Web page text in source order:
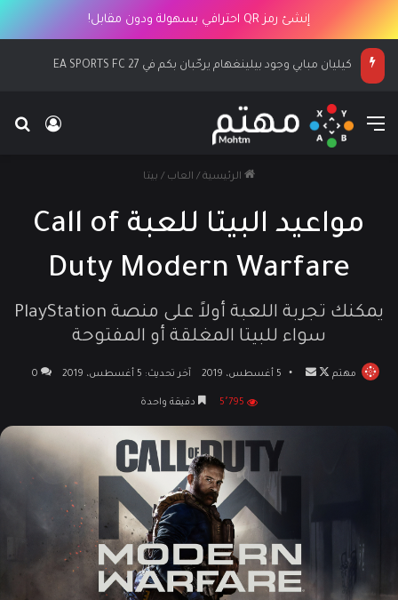
إنشئ رمز QR احترافي بسهولة ودون مقابل!
كيليان مبابي وجود بيلينغهام يرحّبان بكم في EA SPORTS FC 27
القائمة
الرئيسية / العاب / بيتا
مواعيد البيتا للعبة Call of
Duty Modern Warfare
يمكنك تجربة اللعبة أولاً على منصة PlayStation
سواء للبيتا المغلقة أو المفتوحة
مهتم
تابع أرسل 5 أغسطس، 2019 آخر تحديث: 5 أغسطس، 2019 0
5٬795 دقيقة واحدة